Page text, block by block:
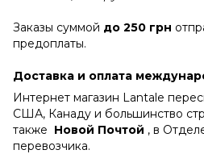
Заказы суммой до 250 грн
предоплаты.
Доставка и оплата
Интернет магазин Lantale
США, Канаду и большинство
также Новой Почтой , в
перевозчика.